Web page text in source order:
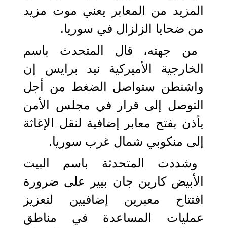
المزيد من المعابر يعني موت مزيد
من ضحايا الزلزال في سوريا.
من جهته، قال المتحدث باسم
الخارجية الأميركية نيد برايس إن
واشنطن ستواصل الضغط من أجل
التوصل إلى قرار في مجلس الأمن
يأذن بفتح معابر إضافية لنقل الإغاثة
إلى منكوبي شمال غرب سوريا.
وشددت المتحدثة باسم البيت
الأبيض كارين جان بيير على ضرورة
افتتاح معبرين إضافيين لتعزيز
عمليات المساعدة في مناطق